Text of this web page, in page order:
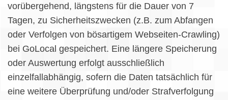
vorübergehend, längstens für die Dauer von 7
Tagen, zu Sicherheitszwecken (z.B. zum Abfangen
oder Verfolgen von bösartigem Webseiten-Crawling)
bei GoLocal gespeichert. Eine längere Speicherung
oder Auswertung erfolgt ausschließlich
einzelfallabhängig, sofern die Daten tatsächlich für
eine weitere Überprüfung und/oder Strafverfolgung